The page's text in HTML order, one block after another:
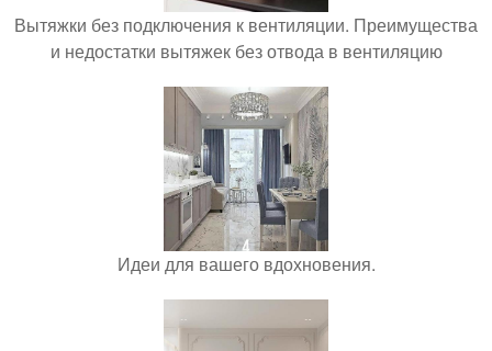
Вытяжки без подключения к вентиляции. Преимущества
и недостатки вытяжек без отвода в вентиляцию
Идеи для вашего вдохновения.